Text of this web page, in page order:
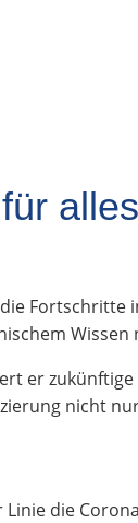
Fortschritte
er
nicht
die